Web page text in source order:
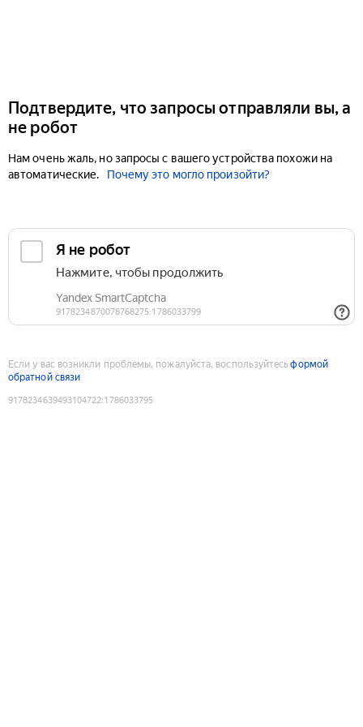
Подтвердите, что запросы отправляли вы, а
не робот
Нам очень жаль, но запросы с вашего устройства похожи на
автоматические.
Почему это могло произойти?
Если у вас возникли проблемы, пожалуйста, воспользуйтесьформой
обратной связи
9178234639493104722:1786033795